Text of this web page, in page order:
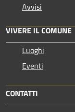
Avvisi
VIVERE IL COMUNE
Luoghi
Eventi
CONTATTI